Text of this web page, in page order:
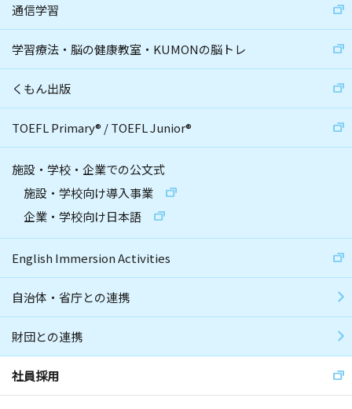
通信学習
学習療法・脳の健康教室・KUMONの脳トレ
くもん出版
TOEFL Primary® /TOEFL Junior®
施設・学校・企業での公文式
施設・学校向け導入事業
企業・学校向け日本語
English Immersion Activities
自治体・省庁との連携
財団との連携
社員採用